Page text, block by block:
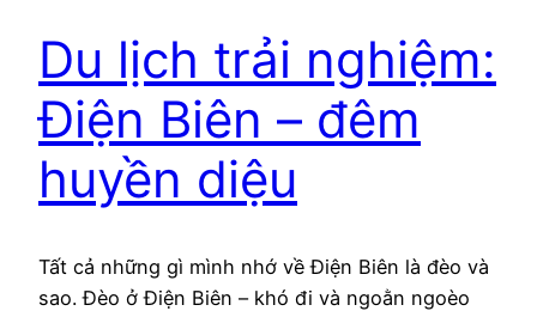
Du lịch trải nghiệm:
Điện Biên – đêm
huyền diệu
Tất cả những gì mình nhớ về Điện Biên là đèo và
sao. Đèo ở Điện Biên – khó đi và ngoằn ngoèo